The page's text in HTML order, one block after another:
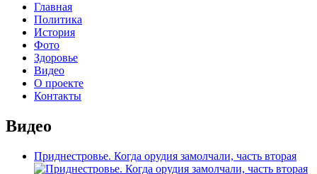
Главная
Политика
История
Фото
Здоровье
Видео
О проекте
Контакты
Видео
Приднестровье. Когда орудия замолчали, часть вторая